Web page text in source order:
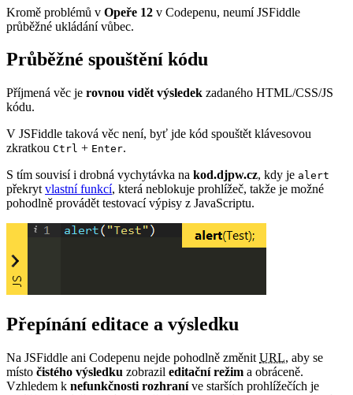
Kromě problémů v Opeře 12 v Codepenu, neumí JSFiddle
průběžné ukládání vůbec.
Průběžné spouštění kódu
Příjmená věc je rovnou vidět výsledek zadaného HTML/CSS/JS
kódu.
V JSFiddle taková věc není, byť jde kód spouštět klávesovou
zkratkou Ctrl + Enter.
S tím souvisí i drobná vychytávka na kod.djpw.cz, kdy je alert
překryt vlastní funkcí, která neblokuje prohlížeč, takže je možné
pohodlně provádět testovací výpisy z JavaScriptu.
Přepínání editace a výsledku
Na JSFiddle ani Codepenu nejde pohodlně změnit URL, aby se
místo čistého výsledku zobrazil editační režim a obráceně.
Vzhledem k nefunkčnosti rozhraníve starších prohlížečích je